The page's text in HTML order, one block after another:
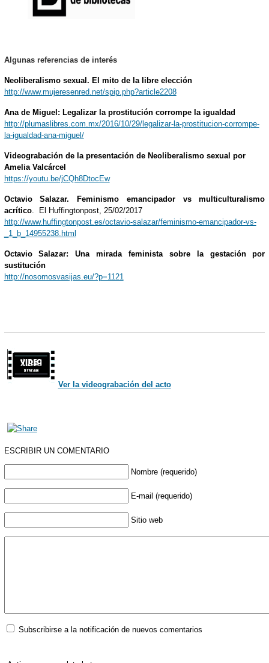
Algunas referencias de interés
Neoliberalismo sexual. El mito de la libre elección
http://www.mujeresenred.net/spip.php?article2208
Ana de Miguel: Legalizar la prostitución corrompe la igualdad
http://plumaslibres.com.mx/2016/10/29/legalizar-la-prostitucion-corrompe-
la-igualdad-ana-miguel/
Videograbación de la presentación de Neoliberalismo sexual por
Amelia Valcárcel
https://youtu.be/jCQh8DtocEw
Octavio Salazar. Feminismo emancipador vs multiculturalismo
acrítico. El Huffingtonpost, 25/02/2017
http://www.huffingtonpost.es/octavio-salazar/feminismo-emancipador-vs-
_1_b_14955238.html
Octavio Salazar: Una mirada feminista sobre la gestación por
sustitución
http://nosomosvasijas.eu/?p=1121
Ver la videograbación del acto
ESCRIBIR UN COMENTARIO
Nombre (requerido)
E-mail (requerido)
Sitio web
Subscribirse a la notificación de nuevos comentarios